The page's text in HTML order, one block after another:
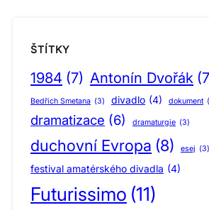
ŠTÍTKY
1984 (7) Antonín Dvořák
Bedřich Smetana (3) divadlo (4) dokument
dramatizace (6) dramaturgie (3)
duchovní Evropa (8) esej (3)
festival amatérského divadla (4)
Futurissimo (11)